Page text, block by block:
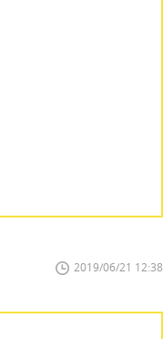
2019/06/21 12:38